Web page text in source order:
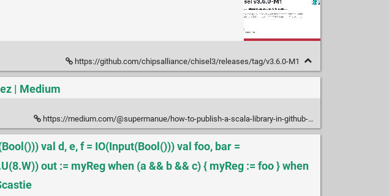
https://github.com/chipsalliance/chisel3/releases/tag/v3.6.0-M1
| Medium
https://medium.com/@supermanue/how-to-publish-a-scala-library-in-github-bfb0fa39c1e4
val d, e, f = IO(Input(Bool())) val foo, bar =
out := myReg when (a && b && c) { myReg := foo } when